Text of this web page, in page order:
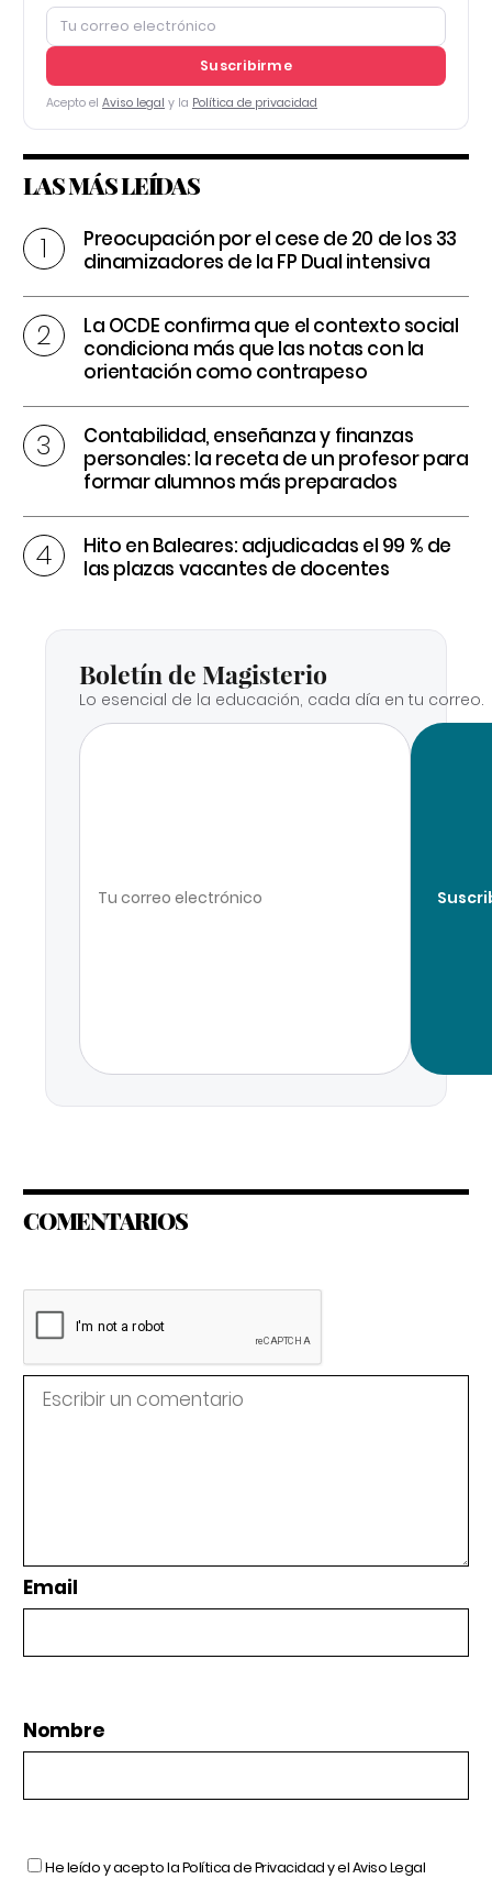
Suscribirme
Acepto el Aviso legal y la Política de privacidad
LAS MÁS LEÍDAS
Preocupación por el cese de 20 de los 33
dinamizadores de la FP Dual intensiva
La OCDE confirma que el contexto social
condiciona más que las notas con la
orientación como contrapeso
Contabilidad, enseñanza y finanzas
personales: la receta de un profesor para
formar alumnos más preparados
Hito en Baleares: adjudicadas el 99 % de
las plazas vacantes de docentes
Boletín de Magisterio
Lo esencial de la educación, cada día en tu correo.
COMENTARIOS
Email
Nombre
He leído y acepto laPolítica de Privacidady elAviso Legal